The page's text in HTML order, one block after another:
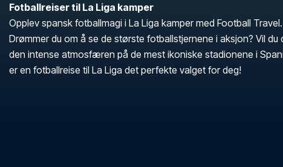
Fotballreiser til La Liga kamper
Opplev spansk fotballmagi i La Liga kamper med Football Travel.
Drømmer du om å se de største fotballstjernene i aksjon? Vil du
den intense atmosfæren på de mest ikoniske stadionene i
er en fotballreise til La Liga det perfekte valget for deg!